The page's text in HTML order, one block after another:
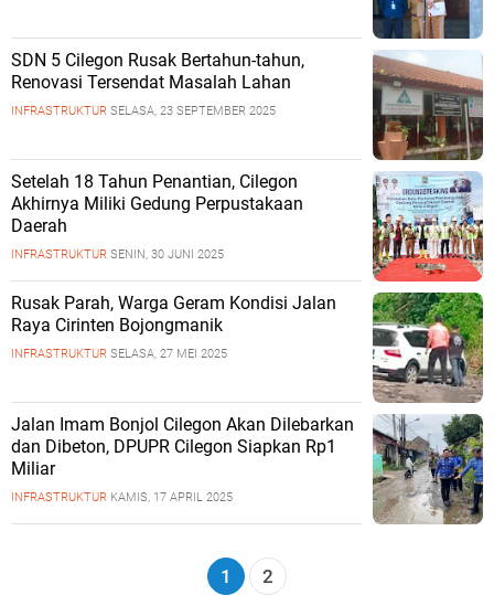
SDN 5 Cilegon Rusak Bertahun-tahun,
Renovasi Tersendat Masalah Lahan
INFRASTRUKTUR SELASA, 23 SEPTEMBER 2025
Setelah 18 Tahun Penantian, Cilegon
Akhirnya Miliki Gedung Perpustakaan
Daerah
INFRASTRUKTUR SENIN, 30 JUNI 2025
Rusak Parah, Warga Geram Kondisi Jalan
Raya Cirinten Bojongmanik
INFRASTRUKTUR SELASA, 27 MEI 2025
Jalan Imam Bonjol Cilegon Akan Dilebarkan
dan Dibeton, DPUPR Cilegon Siapkan Rp1
Miliar
INFRASTRUKTUR KAMIS, 17 APRIL 2025
1 2